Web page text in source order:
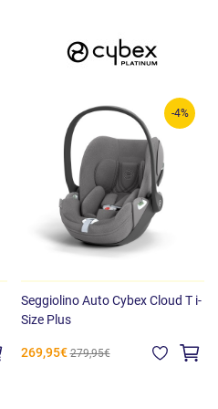
per installare il seggiolino
quando la base e il sedile
temperatura
in aereo
corretto
per la schiena, certificato da AGR
-4%
Seggiolino Auto Cybex Cloud T i-
Size Plus
269,95€ 279,95€